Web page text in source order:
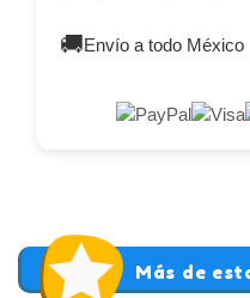
🚚Envío a todo México
Más de